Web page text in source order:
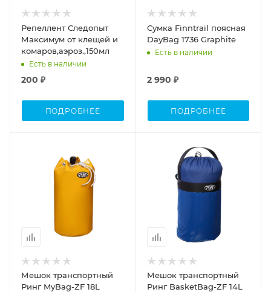
Репеллент Следопыт
Максимум от клещей и
комаров,аэроз.,150мл
Есть в наличии
200 ₽
ПОДРОБНЕЕ
Сумка Finntrail поясная
DayBag 1736 Graphite
Есть в наличии
2 990 ₽
ПОДРОБНЕЕ
Мешок транспортный
Ринг MyBag-ZF 18L
Мешок транспортный
Ринг BasketBag-ZF 14L